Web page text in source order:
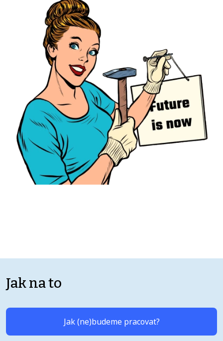
Jak na to
Jak (ne)budeme pracovat?